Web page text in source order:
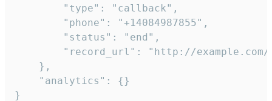
        "type": "callback",
        "phone": "+14084987855",
        "status": "end",
"record_url": "http://
    },
    "analytics": {}
}